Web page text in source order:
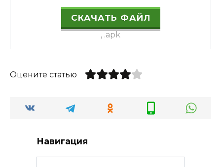
СКАЧАТЬ ФАЙЛ
, .apk
Оцените статью
Навигация